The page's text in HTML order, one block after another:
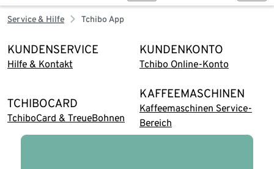
Service & Hilfe Tchibo App
KUNDENSERVICE
Hilfe & Kontakt
KUNDENKONTO
Tchibo Online-Konto
TCHIBOCARD
TchiboCard & TreueBohnen
KAFFEEMASCHINEN
Kaffeemaschinen Service-
Bereich